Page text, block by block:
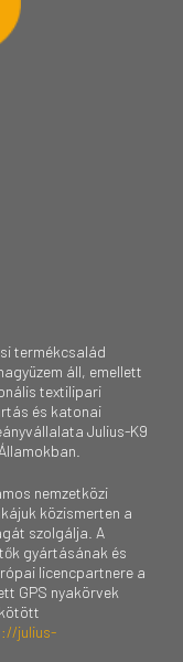
termékcsalád
áll, emellett
textilipari
és katonai
Julius-K9
nemzetközi
közismerten a
szolgálja. A
gyártásának és
licencpartnere a
GPS nyakörvek
julius-